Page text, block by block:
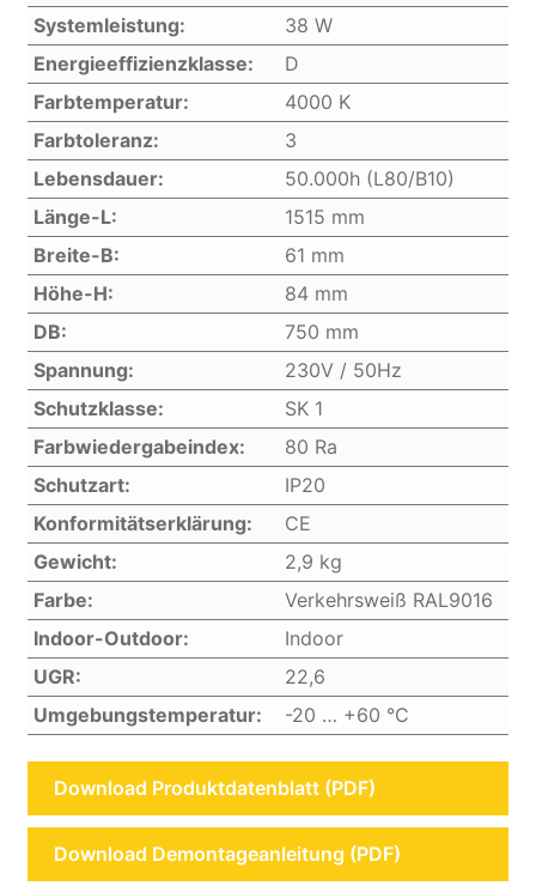
Systemleistung:
38 W
Energieeffizienzklasse:
D
Farbtemperatur:
4000 K
Farbtoleranz:
3
Lebensdauer:
50.000h (L80/B10)
Länge-L:
1515 mm
Breite-B:
61 mm
Höhe-H:
84 mm
DB:
750 mm
Spannung:
230V / 50Hz
Schutzklasse:
SK 1
Farbwiedergabeindex:
80 Ra
Schutzart:
IP20
Konformitätserklärung:
CE
Gewicht:
2,9 kg
Farbe:
Verkehrsweiß RAL9016
Indoor-Outdoor:
Indoor
UGR:
22,6
Umgebungstemperatur:
-20 … +60 °C
Download Produktdatenblatt (PDF)
Download Demontageanleitung (PDF)